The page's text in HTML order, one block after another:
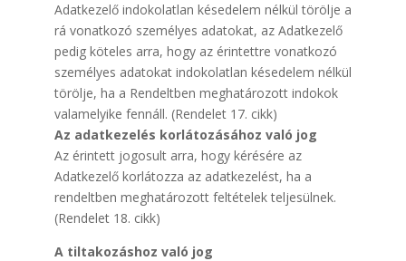
Adatkezelő indokolatlan késedelem nélkül törölje a
rá vonatkozó személyes adatokat, az Adatkezelő
pedig köteles arra, hogy az érintettre vonatkozó
személyes adatokat indokolatlan késedelem nélkül
törölje, ha a Rendeltben meghatározott indokok
valamelyike fennáll. (Rendelet 17. cikk)
Az adatkezelés korlátozásához való jog
Az érintett jogosult arra, hogy kérésére az
Adatkezelő korlátozza az adatkezelést, ha a
rendeltben meghatározott feltételek teljesülnek.
(Rendelet 18. cikk)
A tiltakozáshoz való jog